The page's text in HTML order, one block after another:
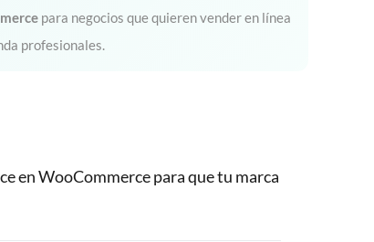
para negocios que quieren vender en línea
profesionales.
en WooCommerce para que tu marca